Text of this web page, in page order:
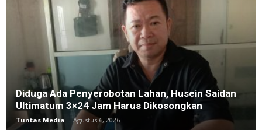
Diduga Ada Penyerobotan Lahan, Husein Saidan
Ultimatum 3×24 Jam Harus Dikosongkan
Tuntas Media - Agustus 6, 2026